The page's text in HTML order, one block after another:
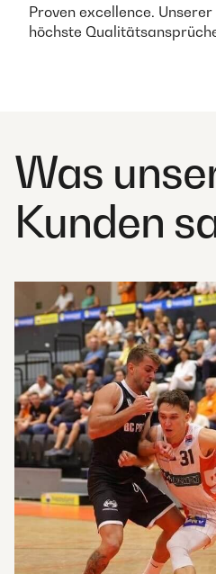
Proven excellence.
höchste
Was
Kunden